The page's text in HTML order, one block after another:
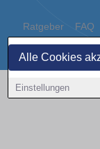
Alle Cookies
Einstellungen
Ratgeber FAQ
Copyright © 2000 -